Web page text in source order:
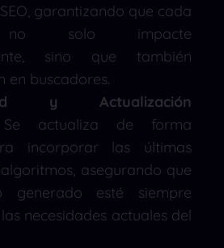
garantizando que cada
no solo impacte
sino que también
en buscadores.
y Actualización
actualiza de forma
incorporar las últimas
asegurando que
generado esté siempre
necesidades actuales del